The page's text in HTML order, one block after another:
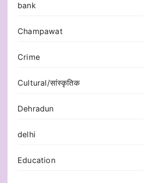
bank
Champawat
Crime
Cultural/सांस्कृतिक
Dehradun
delhi
Education